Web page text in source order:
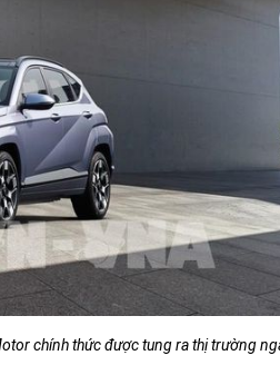
chính thức được tung ra thị trường